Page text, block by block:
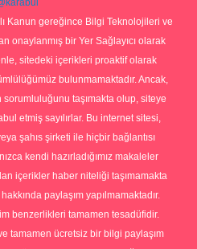
Kanun gereğince Bilgi Teknolojileri ve
onaylanmış bir Yer Sağlayıcı olarak
sitedeki içerikleri proaktif olarak
bulunmamaktadır. Ancak,
sorumluluğunu taşımakta olup, siteye
etmiş sayılırlar. Bu internet sitesi,
şahıs şirketi ile hiçbir bağlantısı
kendi hazırladığımız makaleler
içerikler haber niteliği taşımamakta
paylaşım yapılmamaktadır.
benzerlikleri tamamen tesadüfidir.
tamamen ücretsiz bir bilgi paylaşım